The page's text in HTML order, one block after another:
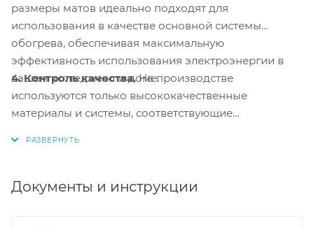
размеры матов идеально подходят для
использования в качестве основной системы
обогрева, обеспечивая максимальную
эффективность использования электроэнергии в
вашем коттедже или доме.
4. Контроль качества.На производстве
используются только высококачественные
материалы и системы, соответствующие
Документы и инструкции